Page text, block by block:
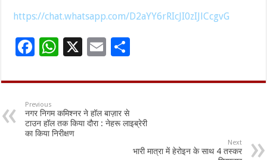
https://chat.whatsapp.com/D2aYY6rRIcJI0zIJlCcgvG
F
e
b
o
o
W
at
sA
p
p
X
E
ai ar
Previous
नगर निगम कमिश्नर ने हॉल बाज़ार से
टाउन हॉल तक किया दौरा : नेहरू लाइब्रेरी
का किया निरीक्षण
Next
भारी मात्रा में हेरोइन के साथ 4 तस्कर